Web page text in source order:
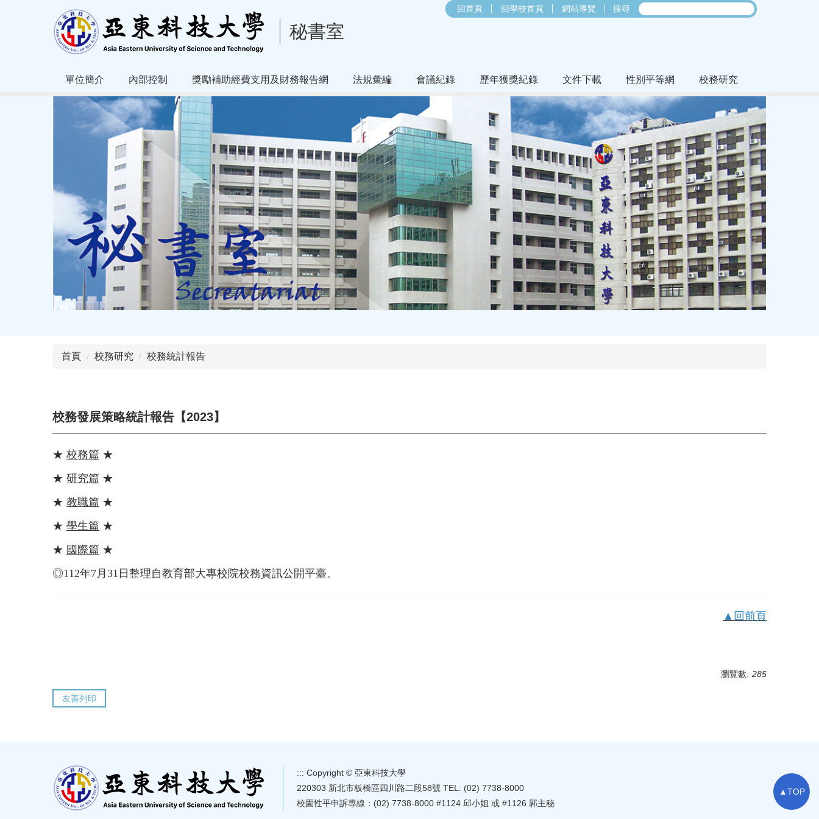
秘書室
回首頁 回學校首頁 網站導覽 搜尋
單位簡介 內部控制 獎勵補助經費支用及財務報告網 法規彙編 會議紀錄 歷年獲獎紀錄 文件下載 性別平等網 校務研究
首頁 校務研究 校務統計報告
校務發展策略統計報告【2023】
★ 校務篇 ★
★ 研究篇 ★
★ 教職篇 ★
★ 學生篇 ★
★ 國際篇 ★
◎112年7月31日整理自教育部大專校院校務資訊公開平臺。
▲回前頁
瀏覽數: 285
友善列印
▲TOP
::: Copyright © 亞東科技大學
220303 新北市板橋區四川路二段58號 TEL: (02) 7738-8000
校園性平申訴專線：(02) 7738-8000 #1124 邱小姐 或 #1126 郭主秘